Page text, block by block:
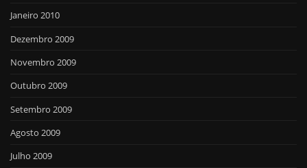
Janeiro 2010
Dezembro 2009
Novembro 2009
Outubro 2009
Setembro 2009
Agosto 2009
Julho 2009